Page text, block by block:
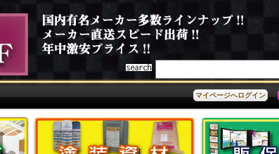
マイページへログイン